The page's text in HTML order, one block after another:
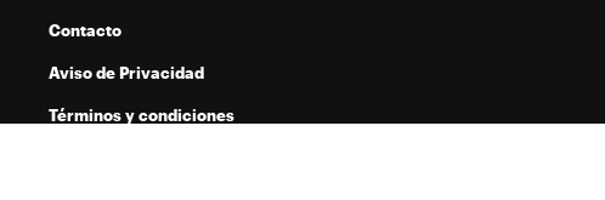
Contacto
Aviso de Privacidad
Términos y condiciones